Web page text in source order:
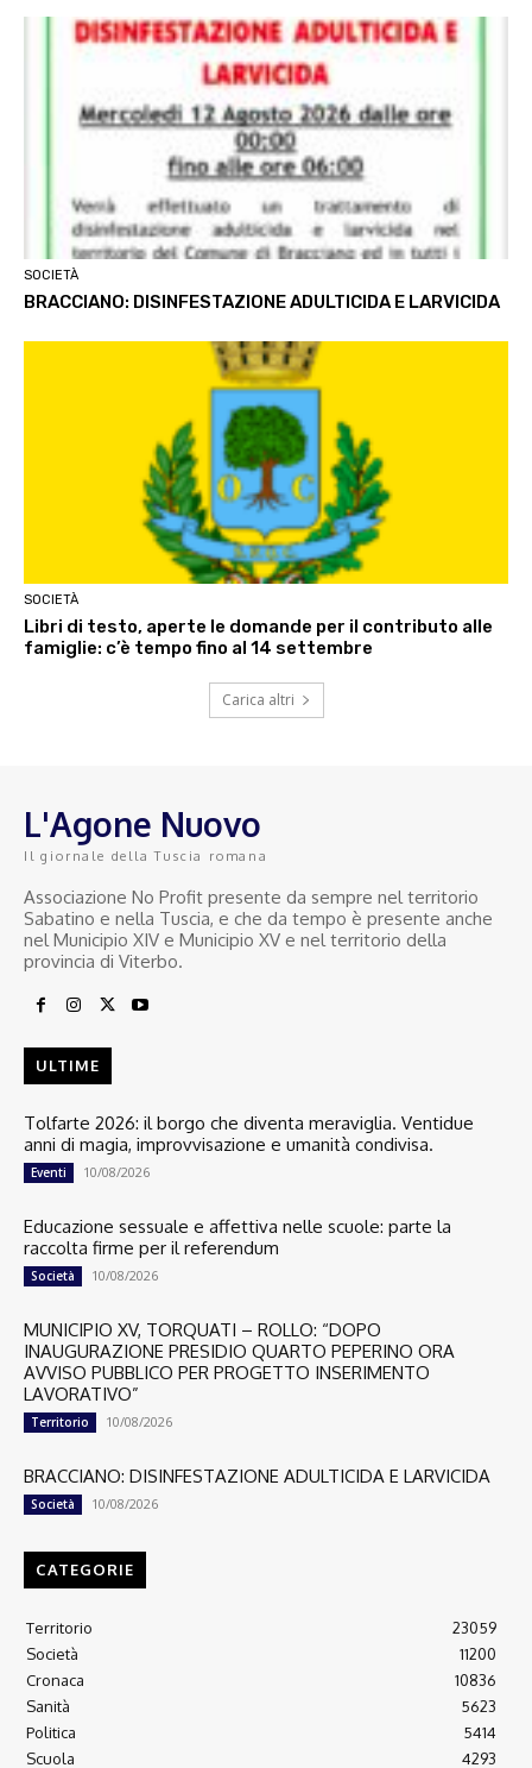
SOCIETÀ
BRACCIANO: DISINFESTAZIONE ADULTICIDA E LARVICIDA
SOCIETÀ
Libri di testo, aperte le domande per il contributo alle
famiglie: c’è tempo fino al 14 settembre
Carica altri
L'Agone Nuovo
Il giornale della Tuscia romana
Associazione No Profit presente da sempre nel territorio
Sabatino e nella Tuscia, e che da tempo è presente anche
nel Municipio XIV e Municipio XV e nel territorio della
provincia di Viterbo.
ULTIME
Tolfarte 2026: il borgo che diventa meraviglia. Ventidue
anni di magia, improvvisazione e umanità condivisa.
Eventi 10/08/2026
Educazione sessuale e affettiva nelle scuole: parte la
raccolta firme per il referendum
Società 10/08/2026
MUNICIPIO XV, TORQUATI – ROLLO: “DOPO
INAUGURAZIONE PRESIDIO QUARTO PEPERINO ORA
AVVISO PUBBLICO PER PROGETTO INSERIMENTO
LAVORATIVO”
Territorio 10/08/2026
BRACCIANO: DISINFESTAZIONE ADULTICIDA E LARVICIDA
Società 10/08/2026
CATEGORIE
Territorio
23059
Società
11200
Cronaca
10836
Sanità
5623
Politica
5414
Scuola
4293